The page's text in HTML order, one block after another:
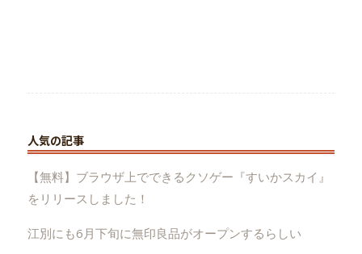
人気の記事
【無料】ブラウザ上でできるクソゲー『すいかスカイ』
をリリースしました！
江別にも6月下旬に無印良品がオープンするらしい